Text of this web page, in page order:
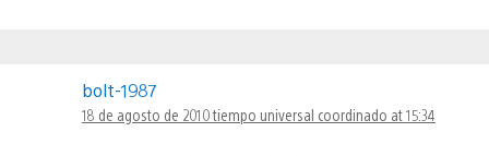
bolt-1987
18 de agosto de 2010 tiempo universal coordinado at 15:34